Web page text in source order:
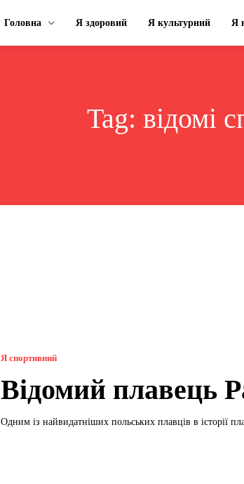
Головна Я здоровий Я культурний Я
Tag: відомі
Я спортивний
Відомий плавець
Одним із найвидатніших польських плавців в історії